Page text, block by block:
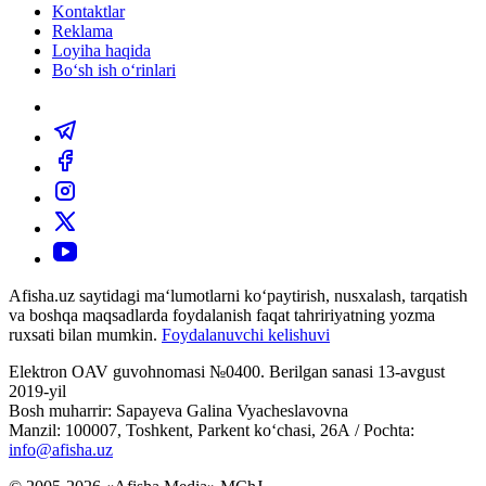
Kontaktlar
Reklama
Loyiha haqida
Bo‘sh ish o‘rinlari
Afisha.uz saytidagi ma‘lumotlarni ko‘paytirish, nusxalash, tarqatish
va boshqa maqsadlarda foydalanish faqat tahririyatning yozma
ruxsati bilan mumkin. Foydalanuvchi kelishuvi
Elektron OAV guvohnomasi №0400. Berilgan sanasi 13-avgust
2019-yil
Bosh muharrir: Sapayeva Galina Vyacheslavovna
Manzil: 100007, Toshkent, Parkent ko‘chasi, 26А / Pochta:
info@afisha.uz